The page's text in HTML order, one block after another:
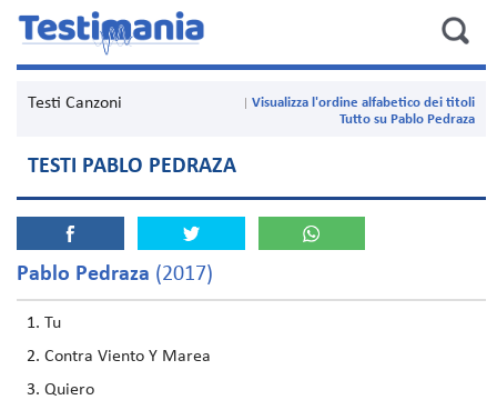
Testi Canzoni
Visualizza l'ordine alfabetico dei titoli
Tutto su Pablo Pedraza
TESTI PABLO PEDRAZA
Pablo Pedraza (2017)
Tu
Contra Viento Y Marea
Quiero